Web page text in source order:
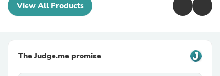
View All Products
The Judge.me promise